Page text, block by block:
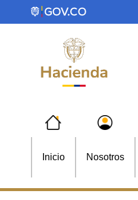
Saltar al contenido principal
Inicio Nosotros